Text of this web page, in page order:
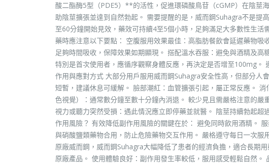
酸二酯酶5型（PDE5）**的活性，促進環磷酸鳥苷（cGMP）在陰莖
助陰莖擴張並達到自然勃起。 需要提醒的是，威而鋼Suhagra不是提
至60分鐘開始見效，藥效可持續4至5個小時，足夠滿足大多數性生
藥時應注意以下要點： 空腹服用效果最佳：高脂肪餐飲會延遲藥物
足夠時間吸收，保障效果如期顯現。 搭配溫水吞服：避免與酒精及
特別是首次使用者，應循序觀察身體反應，再決定是否增至100mg
作用與應對方式 大部分用戶服用威而鋼Suhagra安全性高，但部分人
短暫，建議休息可緩解。 臉部潮紅：血管擴張引起，屬正常反應。
色視覺）：通常數分鐘至數十分鐘內消退。 較少見且需嚴格注意的
視力或聽力突然受損：遇此情況應立即停藥並就醫。 陰莖持續勃起
作用風險？ 有效降低副作用風險的關鍵在於： 避免同時飲用酒精。
與硝酸鹽類藥物合用，防止危險藥物交互作用。 嚴格遵守每日一次
原廠威而鋼，威而鋼Suhagra大幅降低了患者的經濟負擔，適合長期
原廠產品。 使用體驗良好：副作用發生率較低，服用感受輕鬆自然